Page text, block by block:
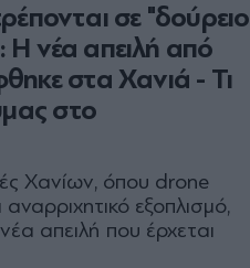
σε "δούρειο
Η νέα απειλή από
στα Χανιά - Τι
στο
Χανίων, όπου drone
εξοπλισμό,
απειλή που έρχεται